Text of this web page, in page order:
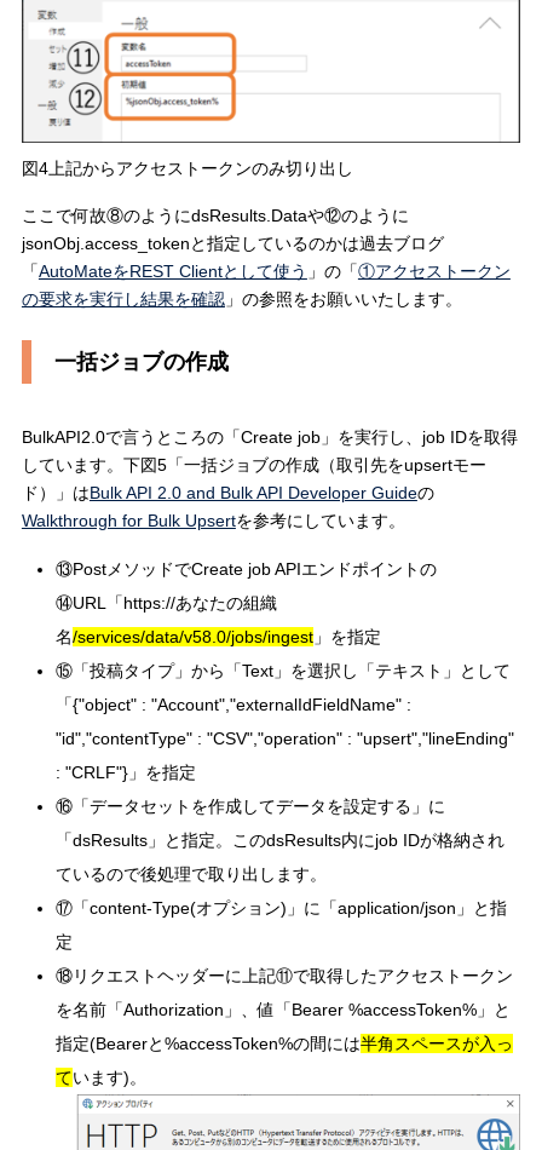
図4上記からアクセストークンのみ切り出し
ここで何故⑧のようにdsResults.Dataや⑫のように
jsonObj.access_tokenと指定しているのかは過去ブログ
「AutoMateをREST Clientとして使う 」の「①アクセストークン
の要求を実行し結果を確認」の参照をお願いいたします。
一括ジョブの作成
BulkAPI2.0で言うところの「Create job」を実行し、job IDを取得
しています。下図5「一括ジョブの作成（取引先をupsertモー
ド）」はBulk API 2.0 and Bulk API Developer Guideの
Walkthrough for Bulk Upsertを参考にしています。
⑬PostメソッドでCreate job APIエンドポイントの
⑭URL「https://あなたの組織
名/services/data/v58.0/jobs/ingest」を指定
⑮「投稿タイプ」から「Text」を選択し「テキスト」として
「{"object" : "Account","externalIdFieldName" :
"id","contentType" : "CSV","operation" : "upsert","lineEnding"
: "CRLF"}」を指定
⑯「データセットを作成してデータを設定する」に
「dsResults」と指定。このdsResults内にjob IDが格納され
ているので後処理で取り出します。
⑰「content-Type(オプション)」に「application/json」と指
定
⑱リクエストヘッダーに上記⑪で取得したアクセストークン
を名前「Authorization」、値「Bearer %accessToken%」と
指定(Bearerと%accessToken%の間には半角スペースが入っ
ています)。